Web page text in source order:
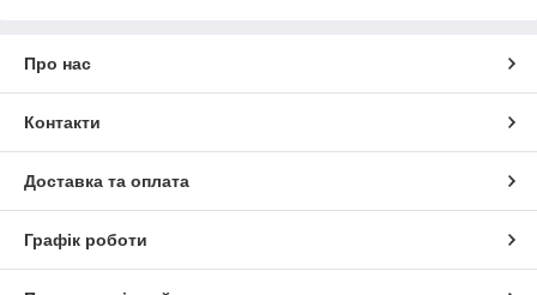
Про нас
Контакти
Доставка та оплата
Графік роботи